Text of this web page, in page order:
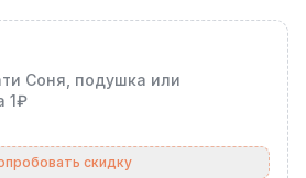
Соня, подушка или
1₽
скидку